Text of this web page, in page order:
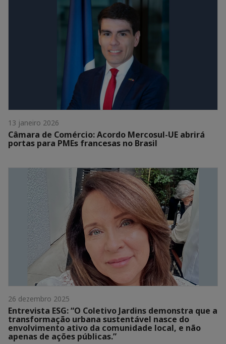
13 janeiro 2026
Câmara de Comércio: Acordo Mercosul-UE abrirá
portas para PMEs francesas no Brasil
26 dezembro 2025
Entrevista ESG: “O Coletivo Jardins demonstra que a
transformação urbana sustentável nasce do
envolvimento ativo da comunidade local, e não
apenas de ações públicas.”